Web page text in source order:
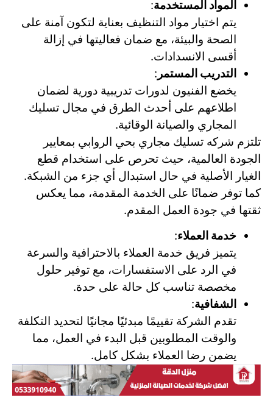
المواد المستخدمة:
يتم اختيار مواد التنظيف بعناية لتكون آمنة على
الصحة والبيئة، مع ضمان فعاليتها في إزالة
أقسى الانسدادات.
التدريب المستمر :
يخضع الفنيون لدورات تدريبية دورية لضمان
اطلاعهم على أحدث الطرق في مجال تسليك
المجاري والصيانة الوقائية.
تلتزم شركه تسليك مجاري بحي الروابي بمعايير
الجودة العالمية، حيث تحرص على استخدام قطع
الغيار الأصلية في حال استبدال أي جزء من الشبكة.
كما توفر ضمانًا على الخدمة المقدمة، مما يعكس
ثقتها في جودة العمل المقدم.
خدمة العملاء:
يتميز فريق خدمة العملاء بالاحترافية والسرعة
في الرد على الاستفسارات، مع توفير حلول
مخصصة تناسب كل حالة على حدة.
الشفافية:
تقدم الشركة تقييمًا مبدئيًا مجانيًا لتحديد التكلفة
والوقت المطلوبين قبل البدء في العمل، مما
يضمن رضا العملاء بشكل كامل.